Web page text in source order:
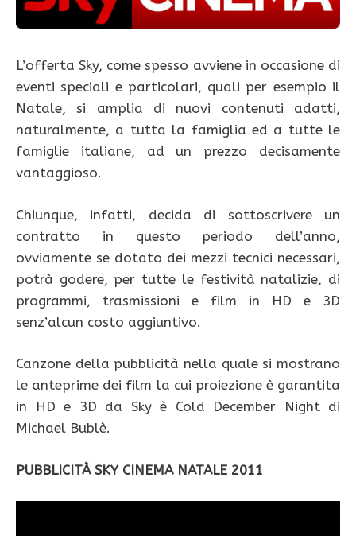
L’offerta Sky, come spesso avviene in occasione di
eventi speciali e particolari, quali per esempio il
Natale, si amplia di nuovi contenuti adatti,
naturalmente, a tutta la famiglia ed a tutte le
famiglie italiane, ad un prezzo decisamente
vantaggioso.
Chiunque, infatti, decida di sottoscrivere un
contratto in questo periodo dell’anno,
ovviamente se dotato dei mezzi tecnici necessari,
potrà godere, per tutte le festività natalizie, di
programmi, trasmissioni e film in HD e 3D
senz’alcun costo aggiuntivo.
Canzone della pubblicità nella quale si mostrano
le anteprime dei film la cui proiezione è garantita
in HD e 3D da Sky è Cold December Night di
Michael Bublè.
PUBBLICITÀ SKY CINEMA NATALE 2011